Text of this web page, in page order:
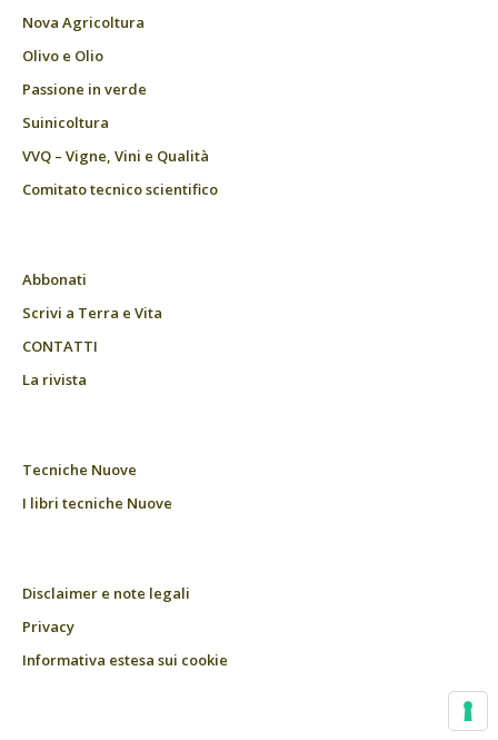
Nova Agricoltura
Olivo e Olio
Passione in verde
Suinicoltura
VVQ – Vigne, Vini e Qualità
Comitato tecnico scientifico
Abbonati
Scrivi a Terra e Vita
CONTATTI
La rivista
Tecniche Nuove
I libri tecniche Nuove
Disclaimer e note legali
Privacy
Informativa estesa sui cookie